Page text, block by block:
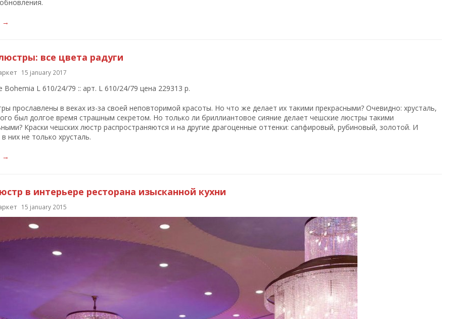
→
все цвета радуги
15 january 2017
прославлены в веках из-за своей неповторимой красоты. Но что же делает их такими прекрасными? Очевидно: хрусталь,
был долгое время страшным секретом. Но только ли бриллиантовое сияние делает чешские люстры такими
Краски чешских люстр распространяются и на другие драгоценные оттенки: сапфировый, рубиновый, золотой. И
них не только хрусталь.
→
в интерьере ресторана изысканной кухни
15 january 2015